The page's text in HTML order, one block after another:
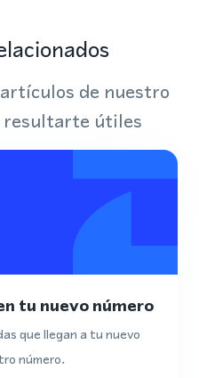
de nuestro
resultarte útiles
tu nuevo número
que llegan a tu nuevo
número.